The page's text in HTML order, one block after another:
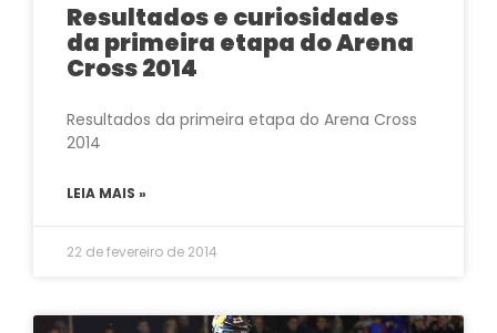
Resultados e curiosidades
da primeira etapa do Arena
Cross 2014
Resultados da primeira etapa do Arena Cross
2014
LEIA MAIS »
22 de fevereiro de 2014